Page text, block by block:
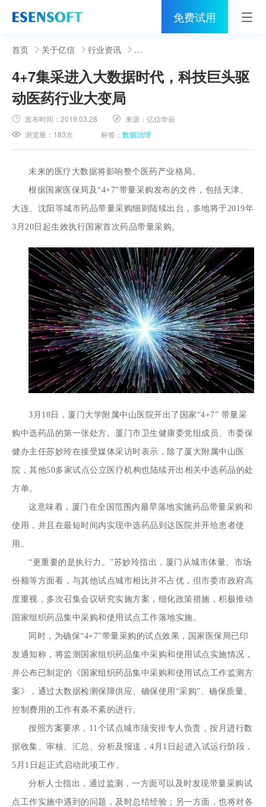
免费试用
首页
睿治
解决方案
伙伴
社区
关于亿信
首页 关于亿信 行业资讯
4+7集采进入大数据时代，科技巨头驱
动医药行业大变局
发布时间：2019.03.28 来源：亿信华辰
浏览量： 183次 标签：数据治理
未来的医疗大数据将影响整个医药产业格局。
根据国家医保局及“4+7”带量采购发布的文件，包括天津、
大连、沈阳等城市药品带量采购细则陆续出台，多地将于2019年
3月20日起生效执行国家首次药品带量采购。
3月18日，厦门大学附属中山医院开出了国家“4+7” 带量采
购中选药品的第一张处方。厦门市卫生健康委党组成员、市委保
健办主任苏妙玲在接受媒体采访时表示，除了厦大附属中山医
院，其他50多家试点公立医疗机构也陆续开出相关中选药品的处
方单。
这意味着，厦门在全国范围内最早落地实施药品带量采购和
使用，并且在最短时间内实现中选药品到达医院并开给患者使
用。
“更重要的是执行力。”苏妙玲指出，厦门从城市体量、市场
份额等方面看，与其他试点城市相比并不占优，但市委市政府高
度重视，多次召集会议研究实施方案，细化政策措施，积极推动
国家组织药品集中采购和使用试点工作落地实施。
同时，为确保“4+7”带量采购的试点效果，国家医保局已印
发通知称，将监测国家组织药品集中采购和使用试点实施情况，
并公布已制定的《国家组织药品集中采购和使用试点工作监测方
案》，通过大数据检测保障供应、确保使用“采购”、确保质量、
控制费用的工作有条不紊的进行。
按照方案要求，11个试点城市须安排专人负责，按月进行数
据收集、审核、汇总、分析及报送，4月1日起进入试运行阶段，
5月1日起正式启动此项工作。
分析人士指出，通过监测，一方面可以及时发现带量采购试
点工作实施中遇到的问题，及时总结经验；另一方面，也将对各